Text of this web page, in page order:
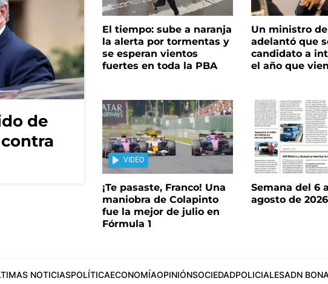
de
El tiempo: sube a naranja
la alerta por tormentas y
se esperan vientos
fuertes en toda la PBA
Un ministro
adelantó que
candidato a
el año que
VIDEO
¡Te pasaste, Franco! Una
maniobra de Colapinto
fue la mejor de julio en
Fórmula 1
Semana del 6
agosto de 2026
NOTICIASPOLÍTICAECONOMÍAOPINIÓNSOCIEDADPOLICIALESADN